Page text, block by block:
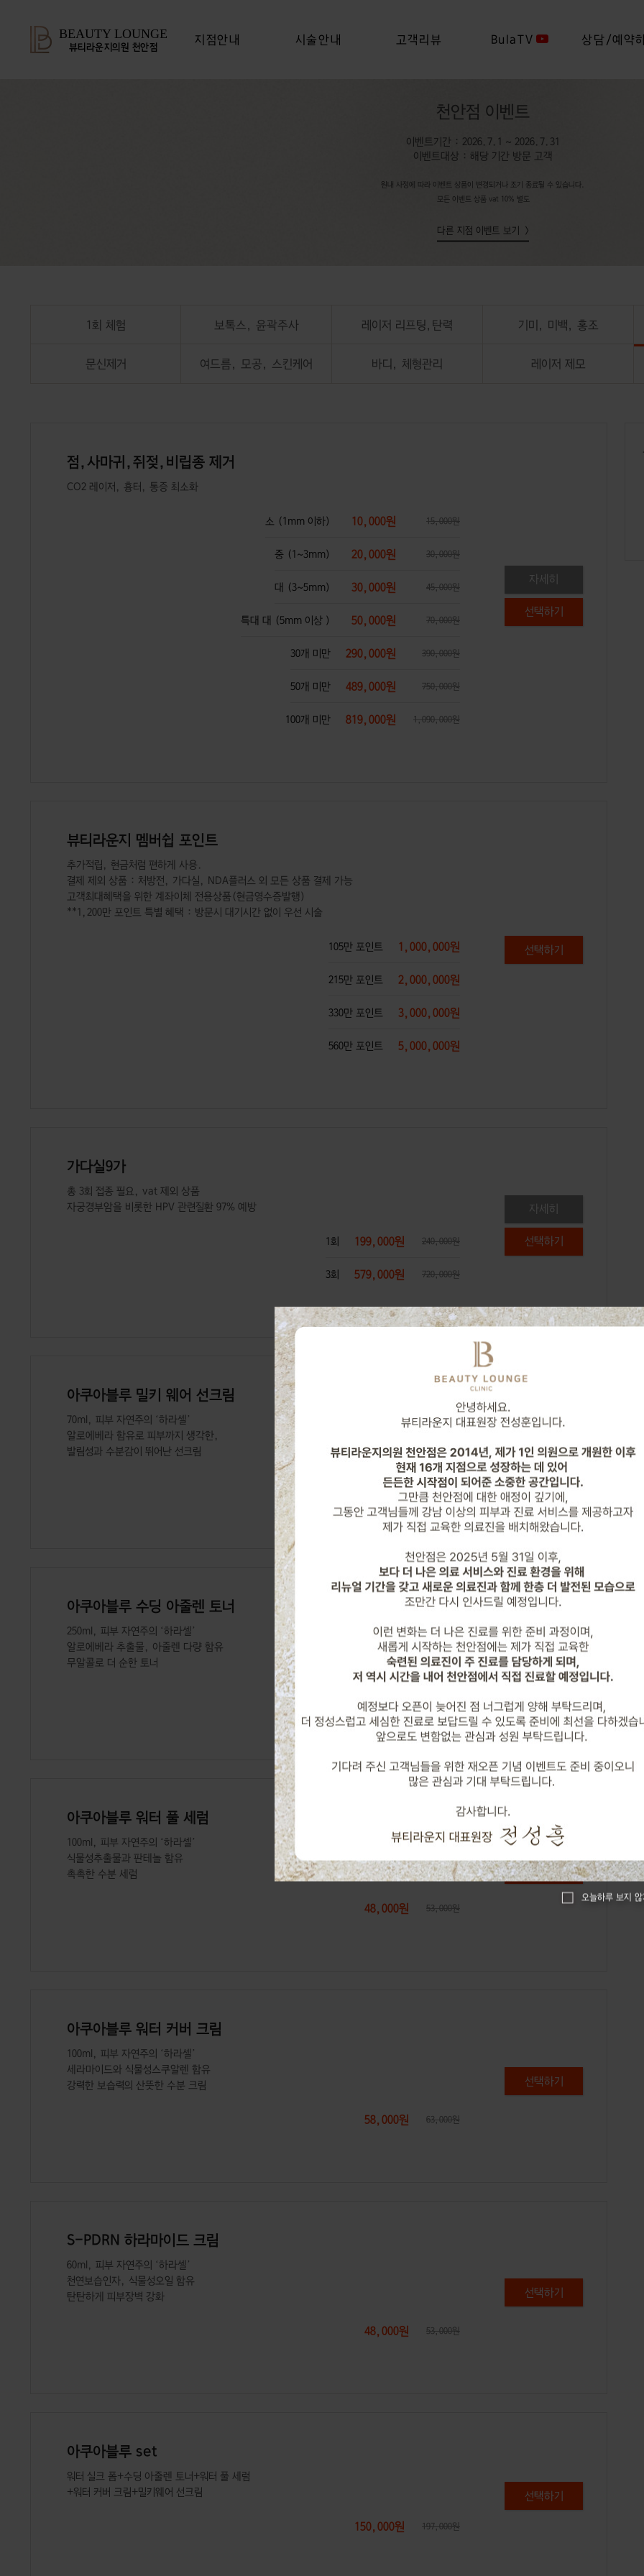
오늘하루 보지 않
BEAUTY LOUNGE
뷰티라운지의원 천안점
지점안내 시술안내 고객리뷰 BulaTV 상담/예약
천안점 이벤트
이벤트기간 : 2026.7.1 ~ 2026.7.31
이벤트대상 : 해당 기간 방문 고객
원내 사정에 따라 이벤트 상품이 변경되거나 조기 종료될 수 있습니다.
모든 이벤트 상품 vat 10% 별도
다른 지점 이벤트 보기
1회 체험 보톡스, 윤곽주사 레이저 리프팅,탄력 기미, 미백, 홍조
문신제거 여드름, 모공, 스킨케어 바디, 체형관리 레이저 제모
점,사마귀,쥐젖,비립종 제거
CO2 레이저, 흉터, 통증 최소화
자세히
소 (1mm 이하) 10,000원 15,000원
중 (1~3mm) 20,000원 30,000원
대 (3~5mm) 30,000원 45,000원
특대 대 (5mm 이상 ) 50,000원 70,000원
30개 미만 290,000원 390,000원
50개 미만 489,000원 750,000원
100개 미만 819,000원 1,090,000원
뷰티라운지 멤버쉽 포인트
추가적립, 현금처럼 편하게 사용.
결제 제외 상품 : 처방전, 가다실, NDA플러스 외 모든 상품 결제 가능
고객최대혜택을 위한 계좌이체 전용상품(현금영수증발행)
**1,200만 포인트 특별 혜택 : 방문시 대기시간 없이 우선 시술
105만 포인트 1,000,000원
215만 포인트 2,000,000원
330만 포인트 3,000,000원
560만 포인트 5,000,000원
가다실9가
총 3회 접종 필요, vat 제외 상품
자궁경부암을 비롯한 HPV 관련질환 97% 예방
자세히
1회 199,000원 240,000원
3회 579,000원 720,000원
아쿠아블루 밀키 웨어 선크림
70ml, 피부 자연주의 ‘하라셀’
알로에베라 함유로 피부까지 생각한,
발림성과 수분감이 뛰어난 선크림
38,000원 48,000원
아쿠아블루 수딩 아줄렌 토너
250ml, 피부 자연주의 ‘하라셀’
알로에베라 추출물, 아줄렌 다량 함유
무알콜로 더 순한 토너
아쿠아블루 워터 풀 세럼
100ml, 피부 자연주의 ‘하라셀’
식물성추출물과 판테놀 함유
촉촉한 수분 세럼
48,000원 53,000원
아쿠아블루 워터 커버 크림
100ml, 피부 자연주의 ‘하라셀’
세라마이드와 식물성스쿠알렌 함유
강력한 보습력의 산뜻한 수분 크림
58,000원 63,000원
S-PDRN 하라마이드 크림
60ml, 피부 자연주의 ‘하라셀’
천연보습인자, 식물성오일 함유
탄탄하게 피부장벽 강화
48,000원 53,000원
아쿠아블루 set
워터 실크 폼+수딩 아줄렌 토너+워터 풀 세럼
+워터 커버 크림+밀키웨어 선크림
150,000원 197,000원